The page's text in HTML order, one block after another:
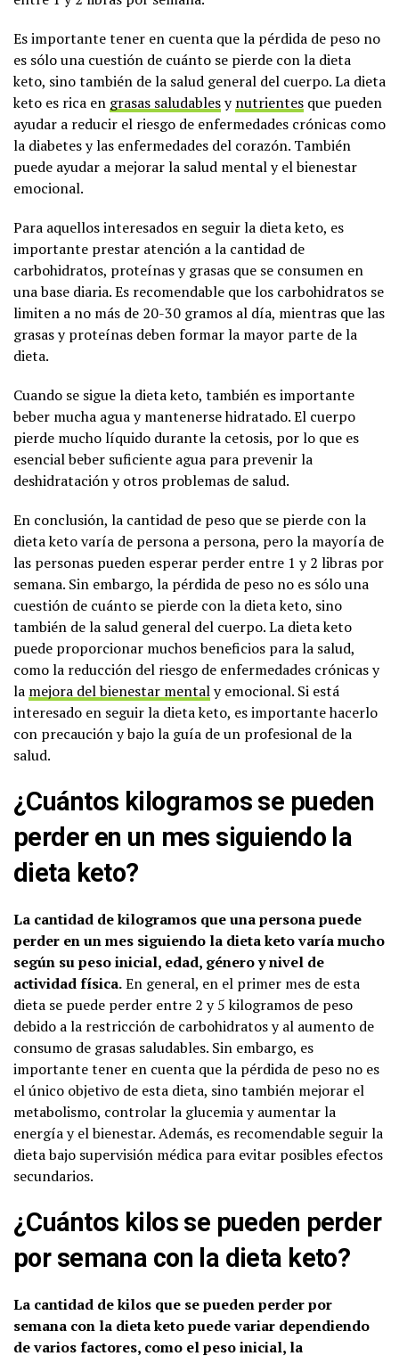
Es importante tener en cuenta que la pérdida de peso no
es sólo una cuestión de cuánto se pierde con la dieta
keto, sino también de la salud general del cuerpo. La dieta
keto es rica en grasas saludablesynutrientes que pueden
ayudar a reducir el riesgo de enfermedades crónicas como
la diabetes y las enfermedades del corazón. También
puede ayudar a mejorar la salud mental y el bienestar
emocional.
Para aquellos interesados en seguir la dieta keto, es
importante prestar atención a la cantidad de
carbohidratos, proteínas y grasas que se consumen en
una base diaria. Es recomendable que los carbohidratos se
limiten a no más de 20-30 gramos al día, mientras que las
grasas y proteínas deben formar la mayor parte de la
dieta.
Cuando se sigue la dieta keto, también es importante
beber mucha agua y mantenerse hidratado. El cuerpo
pierde mucho líquido durante la cetosis, por lo que es
esencial beber suficiente agua para prevenir la
deshidratación y otros problemas de salud.
En conclusión, la cantidad de peso que se pierde con la
dieta keto varía de persona a persona, pero la mayoría de
las personas pueden esperar perder entre 1 y 2 libras por
semana. Sin embargo, la pérdida de peso no es sólo una
cuestión de cuánto se pierde con la dieta keto, sino
también de la salud general del cuerpo. La dieta keto
puede proporcionar muchos beneficios para la salud,
como la reducción del riesgo de enfermedades crónicas y
la mejora del bienestar mentaly emocional. Si está
interesado en seguir la dieta keto, es importante hacerlo
con precaución y bajo la guía de un profesional de la
salud.
¿Cuántos kilogramos se pueden
perder en un mes siguiendo la
dieta keto?
La cantidad de kilogramos que una persona puede
perder en un mes siguiendo la dieta keto varía mucho
según su peso inicial, edad, género y nivel de
actividad física.En general, en el primer mes de esta
dieta se puede perder entre 2 y 5 kilogramos de peso
debido a la restricción de carbohidratos y al aumento de
consumo de grasas saludables. Sin embargo, es
importante tener en cuenta que la pérdida de peso no es
el único objetivo de esta dieta, sino también mejorar el
metabolismo, controlar la glucemia y aumentar la
energía y el bienestar. Además, es recomendable seguir la
dieta bajo supervisión médica para evitar posibles efectos
secundarios.
¿Cuántos kilos se pueden perder
por semana con la dieta keto?
La cantidad de kilos que se pueden perder por
semana con la dieta keto puede variar dependiendo
de varios factores, como el peso inicial, la